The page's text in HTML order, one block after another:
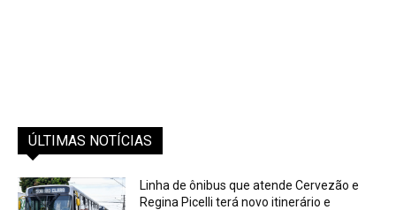
ÚLTIMAS NOTÍCIAS
Linha de ônibus que atende Cervezão e
Regina Picelli terá novo itinerário e